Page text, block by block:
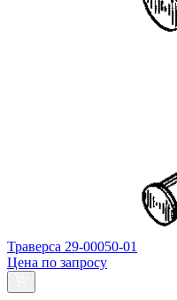
Траверса 29-00050-01
Цена по запросу